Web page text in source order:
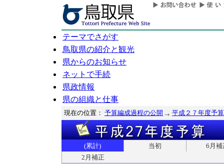
テーマでさがす
鳥取県の紹介と観光
県からのお知らせ
ネットで手続
県政情報
県の組織と仕事
現在の位置： 予算編成過程の公開 平成２７年度予算
(累計) 当初
6月補
2月補正